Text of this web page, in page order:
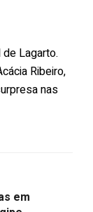
Lagarto.
Ribeiro,
nas
em